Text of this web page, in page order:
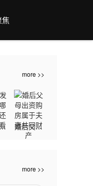
more >>
婚后父母
出资购房
共同财产
more >>